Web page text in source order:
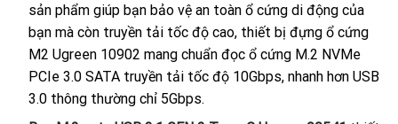
sản phẩm giúp bạn bảo vệ an toàn ổ cứng di động của
bạn mà còn truyền tải tốc độ cao, thiết bị đựng ổ cứng
M2 Ugreen 10902 mang chuẩn đọc ổ cứng M.2 NVMe
PCIe 3.0 SATA truyền tải tốc độ 10Gbps, nhanh hơn USB
3.0 thông thường chỉ 5Gbps.